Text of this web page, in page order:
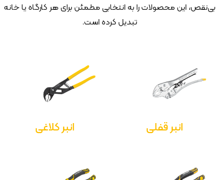
بی‌نقص، این محصولات را به انتخابی مطمئن برای هر کارگاه یا خانه
تبدیل کرده است.
انبر قفلی انبر کلاغی